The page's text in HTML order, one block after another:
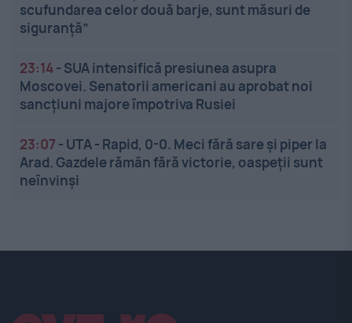
scufundarea celor două barje, sunt măsuri de
siguranţă”
23:14- SUA intensifică presiunea asupra
Moscovei. Senatorii americani au aprobat noi
sancțiuni majore împotriva Rusiei
23:07 - UTA - Rapid, 0-0. Meci fără sare și piper la
Arad. Gazdele rămân fără victorie, oaspeții sunt
neînvinși